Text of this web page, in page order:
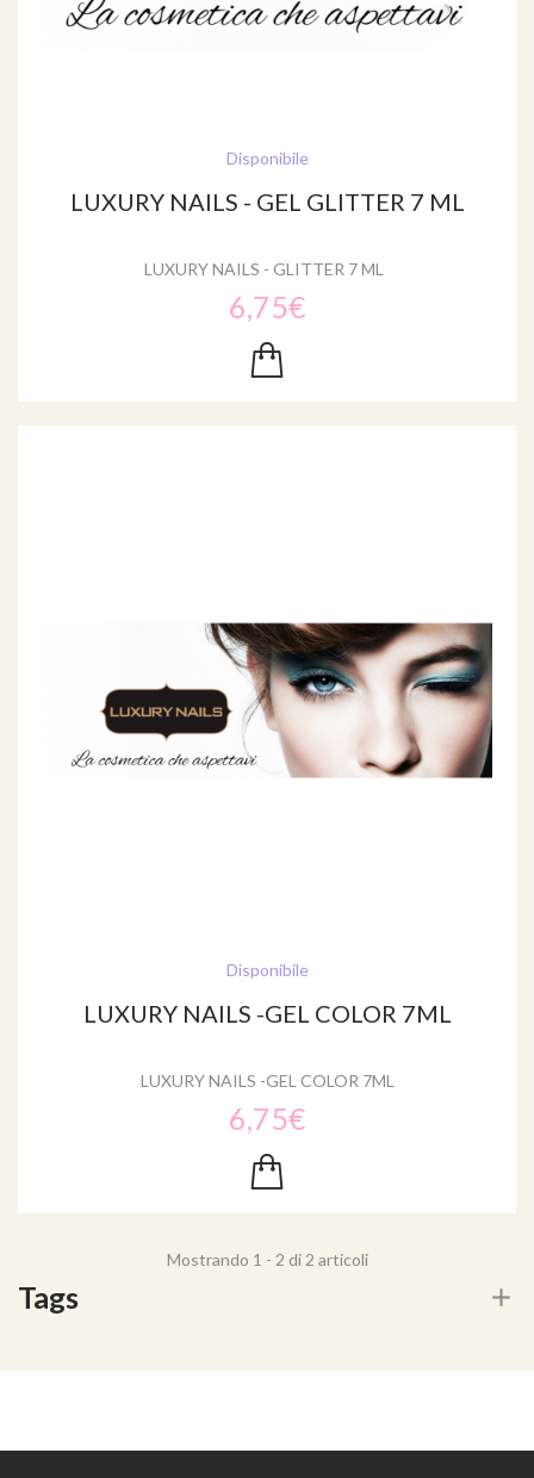
Disponibile
LUXURY NAILS - GEL GLITTER 7 ML
LUXURY NAILS - GLITTER 7 ML
6,75€
Disponibile
LUXURY NAILS -GEL COLOR 7ML
LUXURY NAILS -GEL COLOR 7ML
6,75€
Mostrando 1 - 2 di 2 articoli
Tags